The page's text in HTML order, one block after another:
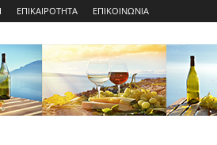
ΕΠΙΚΑΙΡΟΤΗΤΑ ΕΠΙΚΟΙΝΩΝΙΑ